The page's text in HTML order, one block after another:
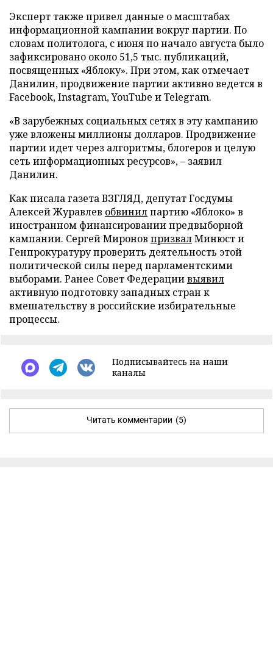
Эксперт также привел данные о масштабах
информационной кампании вокруг партии. По
словам политолога, с июня по начало августа было
зафиксировано около 51,5 тыс. публикаций,
посвященных «Яблоку». При этом, как отмечает
Данилин, продвижение партии активно ведется в
Facebook, Instagram, YouTube и Telegram.
«В зарубежных социальных сетях в эту кампанию
уже вложены миллионы долларов. Продвижение
партии идет через алгоритмы, блогеров и целую
сеть информационных ресурсов», – заявил
Данилин.
Как писала газета ВЗГЛЯД, депутат Госдумы
Алексей Журавлев обвинилпартию «Яблоко» в
иностранном финансировании предвыборной
кампании. Сергей Миронов призвалМинюст и
Генпрокуратуру проверить деятельность этой
политической силы перед парламентскими
выборами. Ранее Совет Федерациивыявил
активную подготовку западных стран к
вмешательству в российские избирательные
процессы.
Подписывайтесь на наши
каналы
Читать комментарии (5)